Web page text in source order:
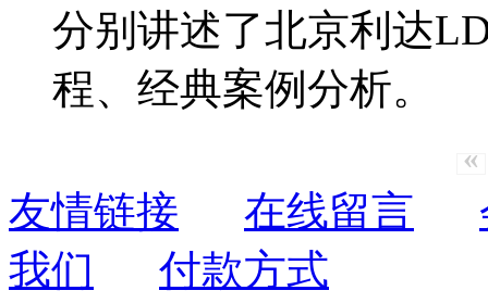
分别讲述了北京利达
程、经典案例分析。
«
友情链接 在线留言
我们
付款方式